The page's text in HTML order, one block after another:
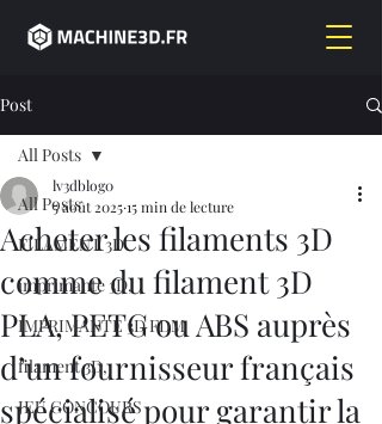
Post
All Posts
FILAMENT 3D
imprimante 3D,
IMPRIMANTE 3D FDM
filament 3D,
JEU CONCOURS
All Posts
Acheter les filaments 3D
comme du filament 3D
PLA, PETG ou ABS auprès
d’un fournisseur français
spécialisé pour garantir la
lv3dblog0
5 août 202515 min de lecture